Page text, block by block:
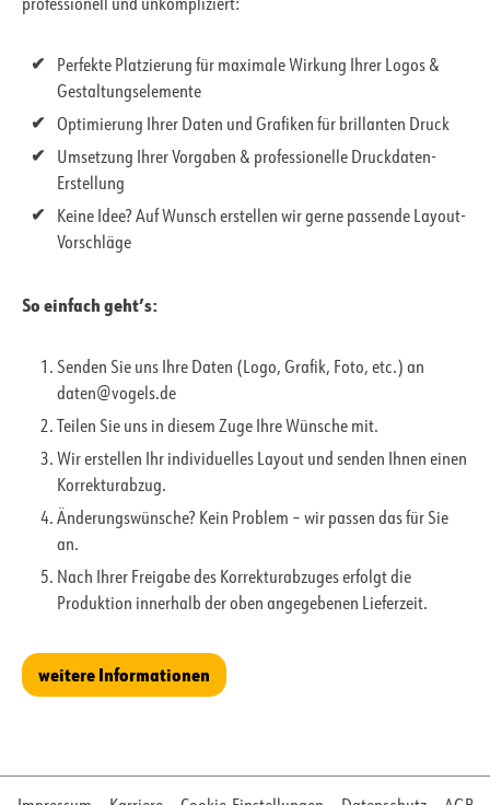
professionell und unkompliziert:
Perfekte Platzierung für maximale Wirkung Ihrer Logos &
Gestaltungselemente
Optimierung Ihrer Daten und Grafiken für brillanten Druck
Umsetzung Ihrer Vorgaben & professionelle Druckdaten-
Erstellung
Keine Idee? Auf Wunsch erstellen wir gerne passende Layout-
Vorschläge
So einfach geht’s:
Senden Sie uns Ihre Daten (Logo, Grafik, Foto, etc.) an
daten@vogels.de
Teilen Sie uns in diesem Zuge Ihre Wünsche mit.
Wir erstellen Ihr individuelles Layout und senden Ihnen einen
Korrekturabzug.
Änderungswünsche? Kein Problem – wir passen das für Sie
an.
Nach Ihrer Freigabe des Korrekturabzuges erfolgt die
Produktion innerhalb der oben angegebenen Lieferzeit.
weitere Informationen